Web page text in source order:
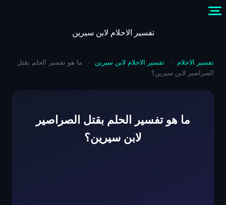
content
تفسير الاحلام لابن سيرين
تفسير الاحلام - تفسير الاحلام لابن سيرين -
ما هو تفسير الحلم بقتل
الصراصير لابن سيرين؟
ما هو تفسير الحلم بقتل الصراصير
لابن سيرين؟